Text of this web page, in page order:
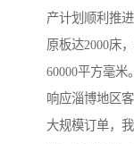
产计划顺利推
原板达2000床
60000平方毫
响应淄博地区
大规模订单，